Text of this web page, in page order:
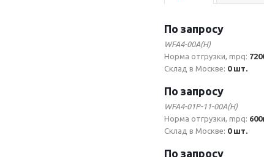
По запросу
WFA4-00A(H)
Норма отгрузки, mpq:
Склад в Москве: 0 шт.
По запросу
WFA4-01P-11-00A(H)
Норма отгрузки, mpq:
Склад в Москве: 0 шт.
По запросу